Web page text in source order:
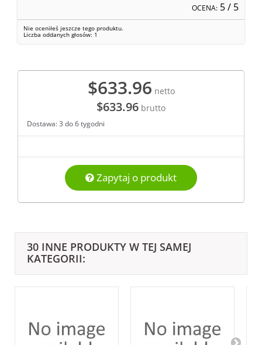
OCENA: 5/ 5
Nie oceniłeś jeszcze tego produktu.
Liczba oddanych głosów: 1
$633.96 netto
$633.96 brutto
Dostawa: 3 do 6 tygodni
Zapytaj o produkt
30 INNE PRODUKTY W TEJ SAMEJ
KATEGORII: